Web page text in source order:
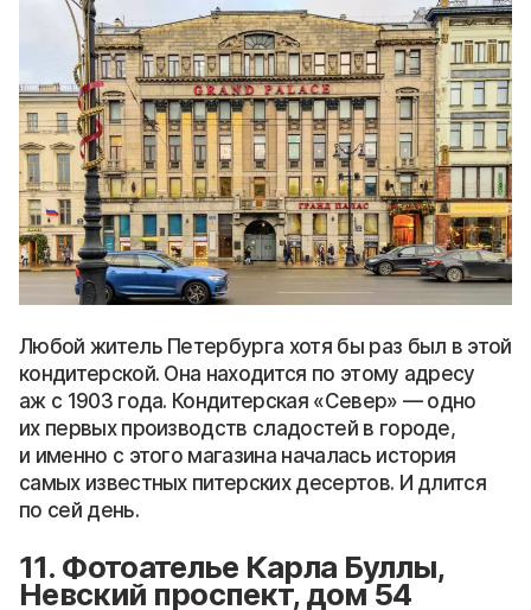
Любой житель Петербурга хотя бы раз был в этой
кондитерской. Она находится по этому адресу
аж с 1903 года. Кондитерская «Север» — одно
их первых производств сладостей в городе,
и именно с этого магазина началась история
самых известных питерских десертов. И длится
по сей день.
11. Фотоателье Карла Буллы,
Невский проспект, дом 54